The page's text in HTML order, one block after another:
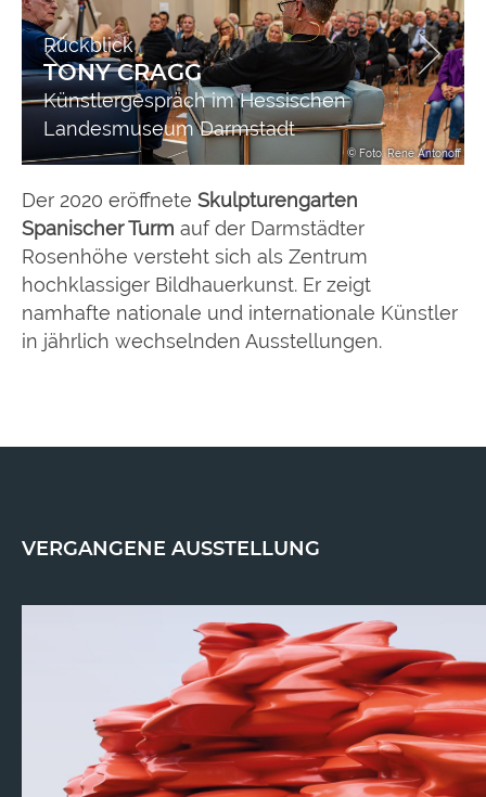
Rückblick
TONY CRAGG
Künstlergespräch im Hessischen
Landesmuseum Darmstadt
© Foto: René Antonoff
Der 2020 eröffnete Skulpturengarten
Spanischer Turm auf der Darmstädter
Rosenhöhe versteht sich als Zentrum
hochklassiger Bildhauerkunst. Er zeigt
namhafte nationale und internationale Künstler
in jährlich wechselnden Ausstellungen.
VERGANGENE AUSSTELLUNG